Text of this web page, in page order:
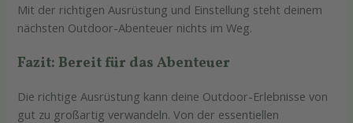
Mit der richtigen Ausrüstung und Einstellung steht deinem
nächsten Outdoor-Abenteuer nichts im Weg.
Fazit: Bereit für das Abenteuer
Die richtige Ausrüstung kann deine Outdoor-Erlebnisse von
gut zu großartig verwandeln. Von der essentiellen